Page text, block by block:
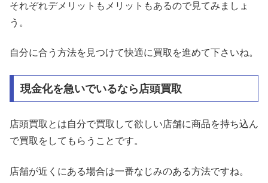
それぞれデメリットもメリットもあるので見てみましょ
う。
自分に合う方法を見つけて快適に買取を進めて下さいね。
現金化を急いでいるなら店頭買取
店頭買取とは自分で買取して欲しい店舗に商品を持ち込ん
で買取をしてもらうことです。
店舗が近くにある場合は一番なじみのある方法ですね。